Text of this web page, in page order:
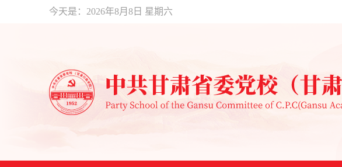
今天是： 2026年8月8日 星期六